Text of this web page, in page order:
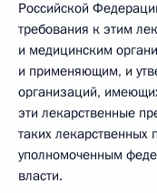
Российской
требования к этим
и медицинским
и применяющим, и
организаций,
эти лекарственные
таких лекарственных
уполномоченным
власти.